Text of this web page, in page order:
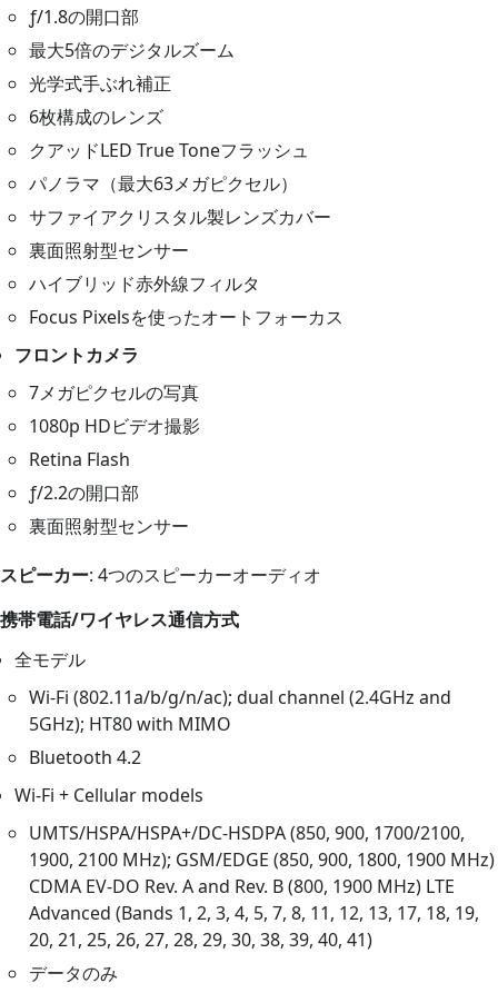
ƒ/1.8の開口部
最大5倍のデジタルズーム
光学式手ぶれ補正
6枚構成のレンズ
クアッドLED True Toneフラッシュ
パノラマ（最大63メガピクセル）
サファイアクリスタル製レンズカバー
裏面照射型センサー
ハイブリッド赤外線フィルタ
Focus Pixelsを使ったオートフォーカス
フロントカメラ
7メガピクセルの写真
1080p HDビデオ撮影
Retina Flash
ƒ/2.2の開口部
裏面照射型センサー
スピーカー: 4つのスピーカーオーディオ
携帯電話/ワイヤレス通信方式
全モデル
Wi-Fi (802.11a/b/g/n/ac); dual channel (2.4GHz and
5GHz); HT80 with MIMO
Bluetooth 4.2
Wi-Fi + Cellular models
UMTS/HSPA/​HSPA+/DC-HSDPA (850, 900, 1700/2100,
1900, 2100 MHz); GSM/EDGE (850, 900, 1800, 1900 MHz)
CDMA EV-DO Rev. A and Rev. B (800, 1900 MHz) LTE
Advanced (Bands 1, 2, 3, 4, 5, 7, 8, 11, 12, 13, 17, 18, 19,
20, 21, 25, 26, 27, 28, 29, 30, 38, 39, 40, 41)
データのみ